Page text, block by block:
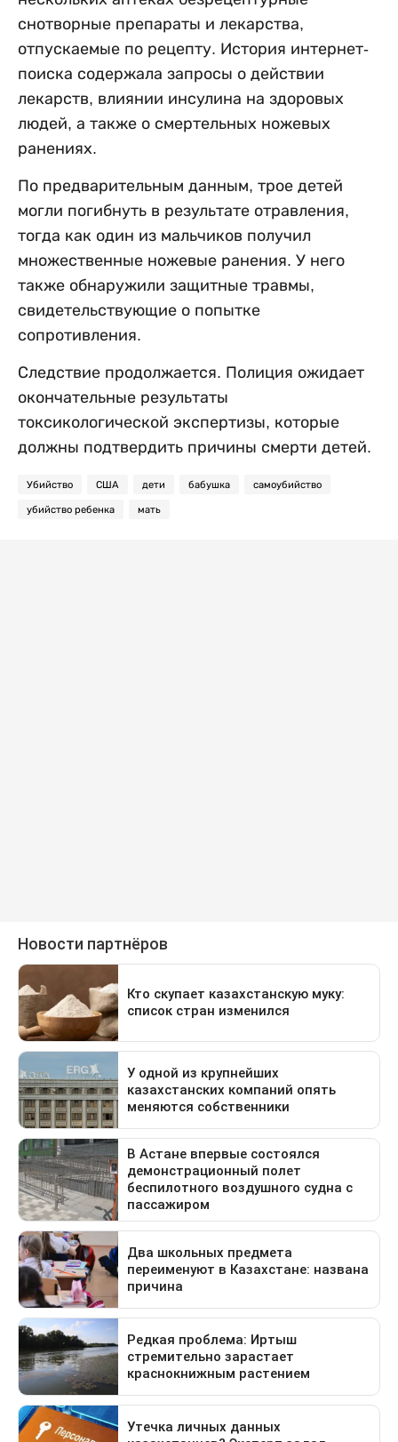
снотворные препараты и лекарства,
отпускаемые по рецепту. История интернет-
поиска содержала запросы о действии
лекарств, влиянии инсулина на здоровых
людей, а также о смертельных ножевых
ранениях.
По предварительным данным, трое детей
могли погибнуть в результате отравления,
тогда как один из мальчиков получил
множественные ножевые ранения. У него
также обнаружили защитные травмы,
свидетельствующие о попытке
сопротивления.
Следствие продолжается. Полиция ожидает
окончательные результаты
токсикологической экспертизы, которые
должны подтвердить причины смерти детей.
Убийство США дети бабушка самоубийство
убийство ребенка мать